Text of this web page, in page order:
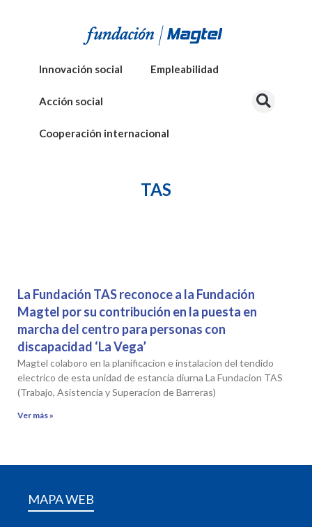
Innovación social Empleabilidad
Acción social
Cooperación internacional
TAS
La Fundación TAS reconoce a la Fundación
Magtel por su contribución en la puesta en
marcha del centro para personas con
discapacidad ‘La Vega’
Magtel colaboro en la planificacion e instalacion del tendido
electrico de esta unidad de estancia diurna La Fundacion TAS
(Trabajo, Asistencia y Superacion de Barreras)
Ver más »
MAPA WEB